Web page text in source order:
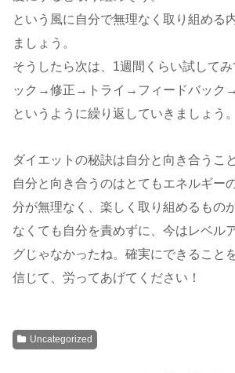
という風に自分で無理なく取り組める
ましょう。
そうしたら次は、1週間くらい試して
ック→修正→トライ→フィードバック→
というように繰り返していきましょう。
ダイエットの秘訣は自分と向き合うこ
自分と向き合うのはとてもエネルギー
分が無理なく、楽しく取り組めるもの
なくても自分を責めずに、今はレベル
グじゃなかったね。確実にできること
信じて、労ってあげてください！
Uncategorized